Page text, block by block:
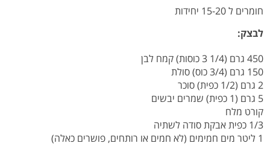
חומרים ל 15-20 יחידות
לבצק:
450 גרם (1/4 3 כוסות) קמח לבן
150 גרם (3/4 כוס) סולת
2 גרם (1/2 כפית) סוכר
5 גרם (1 כפית) שמרים יבשים
קורט מלח
1/3 כפית אבקת סודה לשתיה
1 ליטר מים חמימים (לא חמים או רותחים, פושרים כאלה)